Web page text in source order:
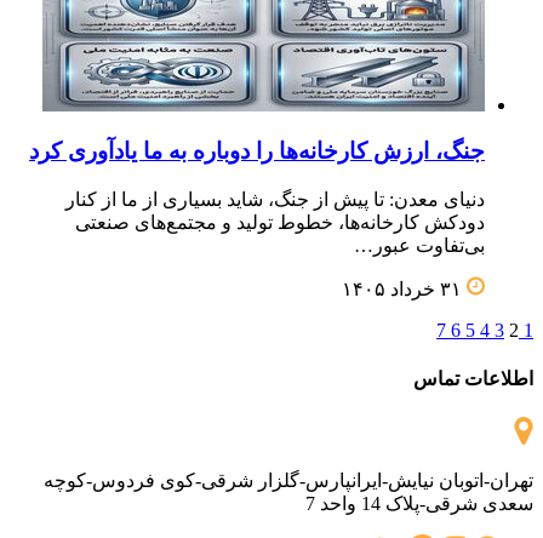
جنگ، ارزش کارخانه‌ها را دوباره به ما یادآوری کرد
دنیای معدن: تا پیش از جنگ، شاید بسیاری از ما از کنار
دودکش کارخانه‌ها، خطوط تولید و مجتمع‌های صنعتی
بی‌تفاوت عبور…
۳۱ خرداد ۱۴۰۵
1
2
3
4
5
6
7
اطلاعات تماس
تهران-اتوبان نیایش-ایرانپارس-گلزار شرقی-کوی فردوس-کوچه
سعدی شرقی-پلاک 14 واحد 7